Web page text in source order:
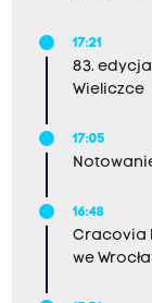
17:21
83.
Wieliczce
17:05
16:48
Cracovia
we